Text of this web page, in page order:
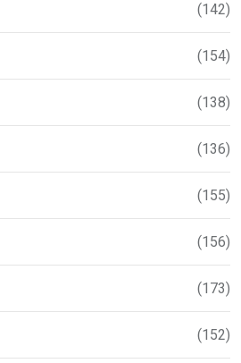
(142)
(154)
(138)
(136)
(155)
(156)
(173)
(152)